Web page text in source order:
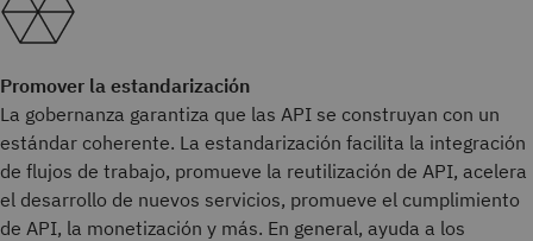
Promover la estandarización
La gobernanza garantiza que las API se construyan con un
estándar coherente. La estandarización facilita la integración
de flujos de trabajo, promueve la reutilización de API, acelera
el desarrollo de nuevos servicios, promueve el cumplimiento
de API, la monetización y más. En general, ayuda a los